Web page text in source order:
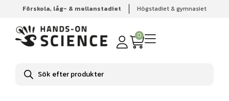
Förskola, låg- & mellanstadiet Högstadiet & gymnasiet
0
Produktsökning
Hem Högstadiet & gymnasiet Kemi
Plastflaskor, trattar
& burkar
Förvaringsburk med lock 20dl. 6 st/fp